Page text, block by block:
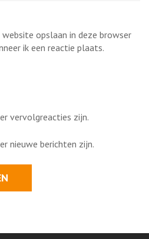
opslaan in deze browser
ik een reactie plaats.
vervolgreacties zijn.
nieuwe berichten zijn.